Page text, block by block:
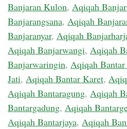
Banjaran Kulon, Aqiqah
Banjarangsana, Aqiqah
Banjaranyar, Aqiqah
Aqiqah Banjarwangi, Aqiqah
Banjarwaringin, Aqiqah
Jati, Aqiqah Bantar Karet,
Aqiqah Bantaragung, Aqiqah
Bantargadung, Aqiqah
Aqiqah Bantarjaya, Aqiqah